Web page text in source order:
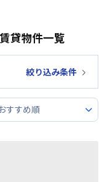
貸物件一覧
絞り込み条件